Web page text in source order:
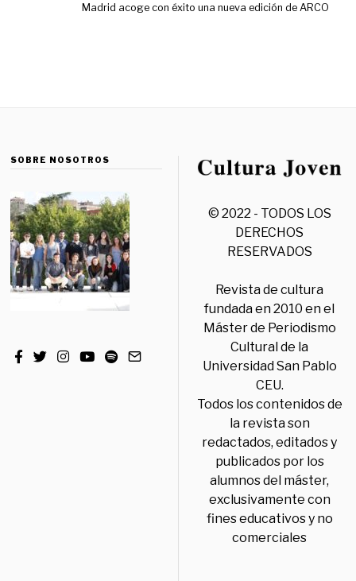
Madrid acoge con éxito una nueva edición de ARCO
SOBRE NOSOTROS
© 2022 - TODOS LOS
DERECHOS
RESERVADOS
Revista de cultura
fundada en 2010 en el
Máster de Periodismo
Cultural de la
Universidad San Pablo
CEU.
Todos los contenidos de
la revista son
redactados, editados y
publicados por los
alumnos del máster,
exclusivamente con
fines educativos y no
comerciales